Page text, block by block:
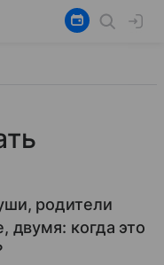
родители
двумя: когда это